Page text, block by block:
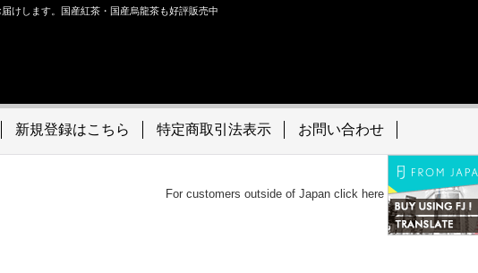
けします。国産紅茶・国産烏龍茶も好評販売中
新規登録はこちら 特定商取引法表示 お問い合わせ
伝 】 For customers outside of Japan click here